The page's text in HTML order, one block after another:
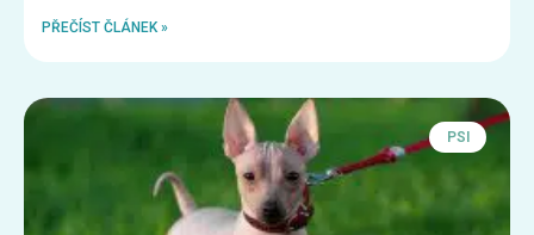
PŘEČÍST ČLÁNEK »
PSI